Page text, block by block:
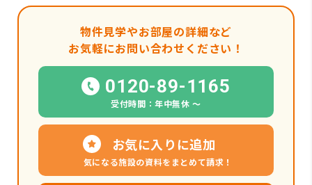
物件見学やお部屋の詳細など
お気軽にお問い合わせください！
0120-89-1165
受付時間：年中無休 〜
お気に入りに追加
気になる施設の資料をまとめて請求！